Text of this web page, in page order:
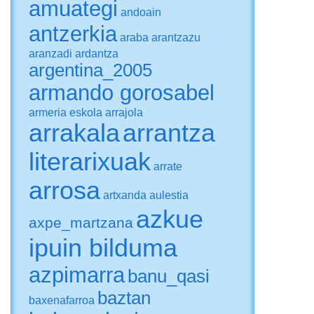
amuategi andoain
antzerkia araba arantzazu
aranzadi ardantza
argentina_2005
armando gorosabel
armeria eskola arrajola
arrakalaarrantza
literarixuak arrate
arrosa artxanda aulestia
axpe_martzana azkue
ipuin bilduma
azpimarra banu_qasi
baxenafarroa baztan